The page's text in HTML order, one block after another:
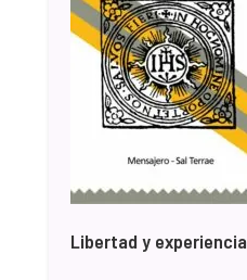
Libertad y experiencia